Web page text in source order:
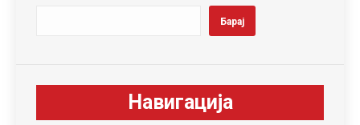
Барај
Навигација